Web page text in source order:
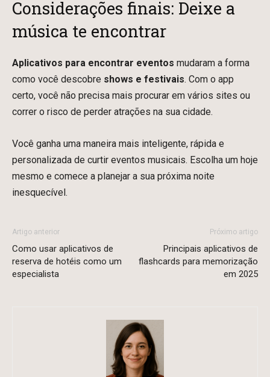
Considerações finais: Deixe a
música te encontrar
Aplicativos para encontrar eventos mudaram a forma
como você descobre shows e festivais. Com o app
certo, você não precisa mais procurar em vários sites ou
correr o risco de perder atrações na sua cidade.
Você ganha uma maneira mais inteligente, rápida e
personalizada de curtir eventos musicais. Escolha um hoje
mesmo e comece a planejar a sua próxima noite
inesquecível.
Artigo anterior
Como usar aplicativos de
reserva de hotéis como um
especialista
Próximo artigo
Principais aplicativos de
flashcards para memorização
em 2025